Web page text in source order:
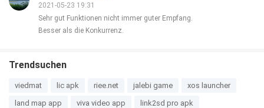
2021-05-23 19:31
Sehr gut Funktionen nicht immer guter Empfang.
Besser als die Konkurrenz.
Trendsuchen
viedmat lic apk riee.net jalebi game
xos launcher
land map app
viva video app
link2sd pro apk